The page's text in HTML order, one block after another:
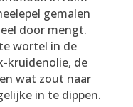
gemalen
door mengt.
wortel in de
kruidenolie, de
wat zout naar
in te dippen.